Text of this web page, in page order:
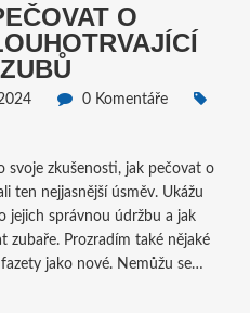
O
0 Komentáře
svoje zkušenosti, jak pečovat o
ten nejjasnější úsměv. Ukážu
jejich správnou údržbu a jak
zubaře. Prozradím také nějaké
jako nové. Nemůžu se